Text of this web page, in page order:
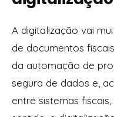
A digitalização vai
de documentos
da automação de
segura de dados e,
entre sistemas